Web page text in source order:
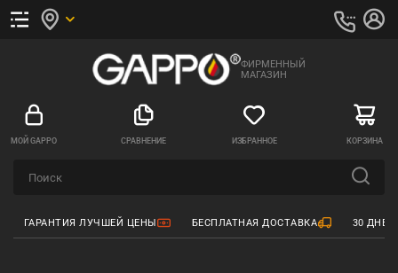
ФИРМЕННЫЙ
МАГАЗИН
МОЙ GAPPO СРАВНЕНИЕ ИЗБРАННОЕ КОРЗИНА
ГАРАНТИЯ ЛУЧШЕЙ ЦЕНЫ БЕСПЛАТНАЯ ДОСТАВКА 30